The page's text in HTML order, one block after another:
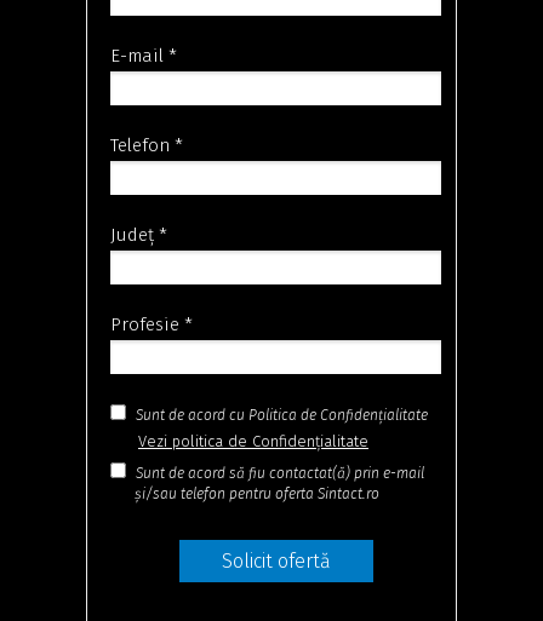
E-mail *
Telefon *
Județ *
Profesie *
Sunt de acord cu Politica de Confidențialitate
Sunt de acord să fiu contactat(ă) prin e-mail
și/sau telefon pentru oferta Sintact.ro
Solicit ofertă
Vezi politica de Confidențialitate